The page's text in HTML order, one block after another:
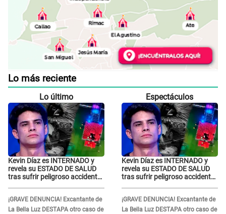
Lo más reciente
Lo último
Kevin Díaz es INTERNADO y
revela su ESTADO DE SALUD
tras sufrir peligroso accidente
¡GRAVE DENUNCIA! Excantante de
La Bella Luz DESTAPA otro caso de
Espectáculos
Kevin Díaz es INTERNADO y
revela su ESTADO DE SALUD
tras sufrir peligroso accidente
¡GRAVE DENUNCIA! Excantante de
La Bella Luz DESTAPA otro caso de